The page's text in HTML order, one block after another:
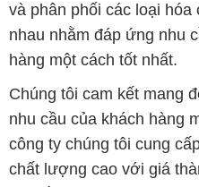
nhu cầu của khách hàng
công ty chúng tôi cung
chất lượng cao với giá
yêu cầu và ngân sách của
Uy tín là tiêu chí hàng
chúng tôi. Chúng tôi luôn
mà chúng tôi cung cấp